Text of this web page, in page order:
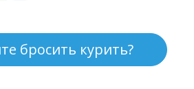
бросить курить?